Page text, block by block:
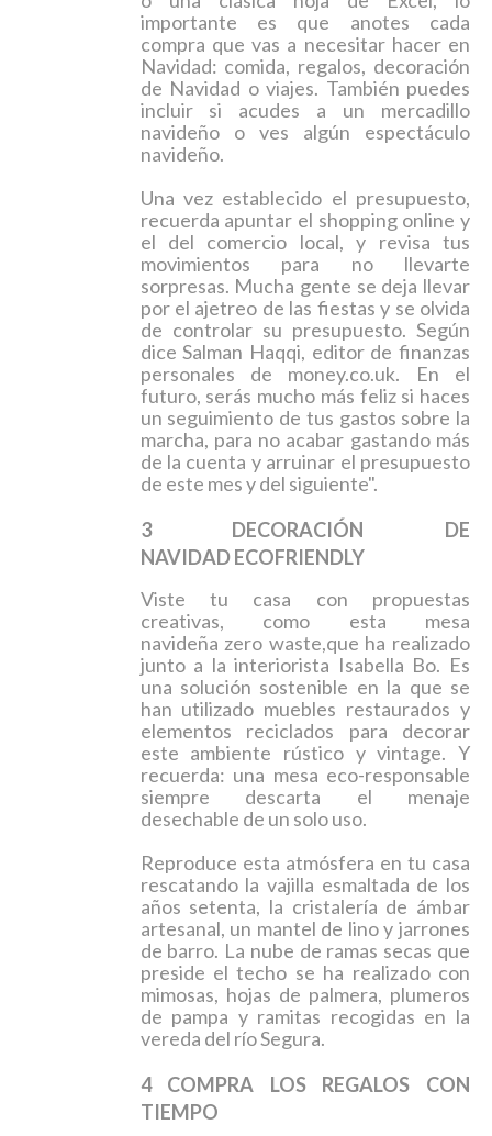
importante es que anotes cada
compra que vas a necesitar hacer en
Navidad: comida, regalos, decoración
de Navidad o viajes. También puedes
incluir si acudes a un mercadillo
navideño o ves algún espectáculo
navideño.
Una vez establecido el presupuesto,
recuerda apuntar el shoppingonline y
el del comercio local, y revisa tus
movimientos para no llevarte
sorpresas. Mucha gente se deja llevar
por el ajetreo de las fiestas y se olvida
de controlar su presupuesto. Según
dice Salman Haqqi, editor de finanzas
personales de money.co.uk. En el
futuro, serás mucho más feliz si haces
un seguimiento de tus gastos sobre la
marcha, para no acabar gastando más
de la cuenta y arruinar el presupuesto
de este mes y del siguiente".
3 DECORACIÓN DE
NAVIDADECOFRIENDLY
Viste tu casa con propuestas
creativas, como esta mesa
navideña zero waste,que ha realizado
junto a la interiorista Isabella Bo. Es
una solución sostenible en la que se
han utilizado muebles restaurados y
elementos reciclados para decorar
este ambiente rústico yvintage. Y
recuerda: una mesa eco-responsable
siempre descarta el menaje
desechable de un solo uso.
Reproduce esta atmósfera en tu casa
rescatando la vajilla esmaltada de los
años setenta, la cristalería de ámbar
artesanal, un mantel de lino y jarrones
de barro. La nube de ramas secas que
preside el techo se ha realizado con
mimosas, hojas de palmera, plumeros
de pampa y ramitas recogidas en la
vereda del río Segura.
4 COMPRA LOS REGALOS CON
TIEMPO